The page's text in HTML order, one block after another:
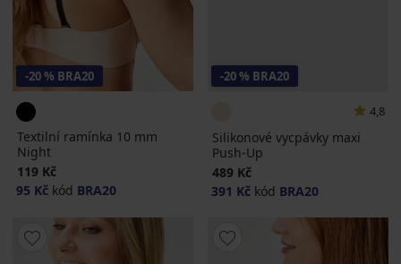
-20 % BRA20
Textilní ramínka 10 mm
Night
119 Kč
95 Kč kód BRA20
-20 % BRA20
4,8
Silikonové vycpávky maxi
Push-Up
489 Kč
391 Kč kód BRA20